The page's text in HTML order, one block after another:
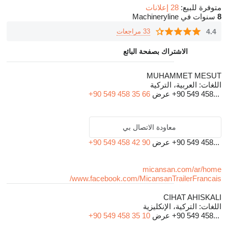
• Our factories and offices have a total area of 22.500 m², with
• We are continuing our activities with a total of 40 employees,
including engineers, technicians, qualified workers, office and
management staff.
• We use only Turkish, European and American brands in our
• We do not use any kind of cheap and low-quality materials and
• We also provide used products (second hand) when our
• We offer design and installation services for LPG storage
professional and experienced partners.
• Design and manufacture according to CE design, EN 13445
متوفرة للبيع: 28 إعلانات
8 سنوات في Machineryline
4.4 33 مراجعات
الاشتراك بصفحة البائع
MUHAMMET MESUT
اللغات: العربية، التركية
+90 549 458... عرض +90 549 458 35 66
معاودة الاتصال بي
+90 549 458... عرض +90 549 458 42 90
micansan.com/ar/home
www.facebook.com/MicansanTrailerFrancais/
CIHAT AHISKALI
اللغات: التركية، الإنكليزية
+90 549 458... عرض +90 549 458 35 10